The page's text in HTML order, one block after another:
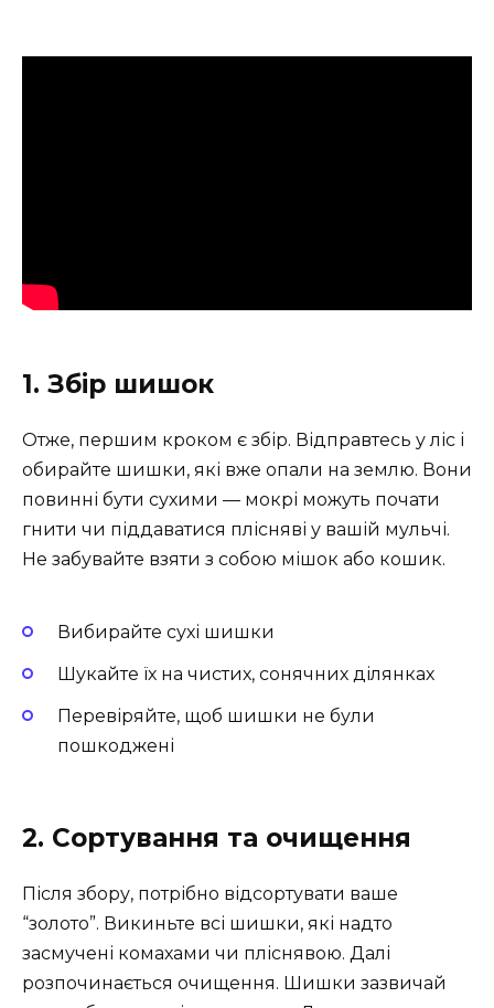
1. Збір шишок
Отже, першим кроком є збір. Відправтесь у ліс і
обирайте шишки, які вже опали на землю. Вони
повинні бути сухими — мокрі можуть почати
гнити чи піддаватися плісняві у вашій мульчі.
Не забувайте взяти з собою мішок або кошик.
Вибирайте сухі шишки
Шукайте їх на чистих, сонячних ділянках
Перевіряйте, щоб шишки не були
пошкоджені
2. Сортування та очищення
Після збору, потрібно відсортувати ваше
“золото”. Викиньте всі шишки, які надто
засмучені комахами чи пліснявою. Далі
розпочинається очищення. Шишки зазвичай